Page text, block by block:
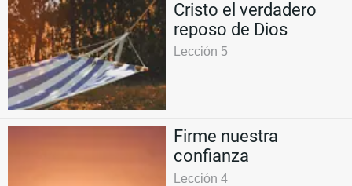
Cristo el verdadero
reposo de Dios
Lección 5
Firme nuestra
confianza
Lección 4